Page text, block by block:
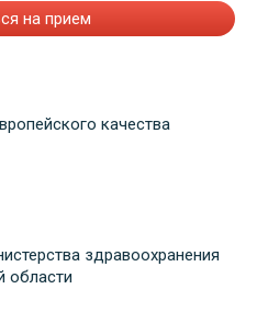
на прием
качества
здравоохранения
области